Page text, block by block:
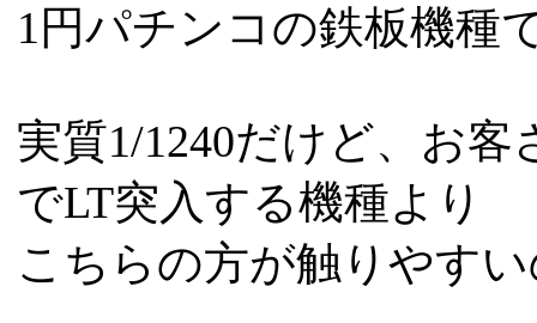
1円パチンコの鉄板機種
実質1/1240だけど、お客
でLT突入する機種より
こちらの方が触りやす